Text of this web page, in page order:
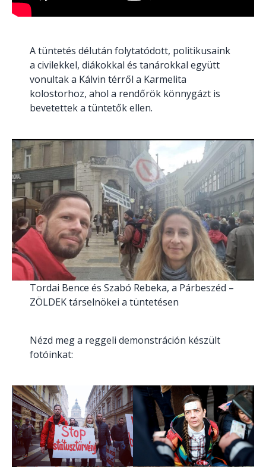
A tüntetés délután folytatódott, politikusaink
a civilekkel, diákokkal és tanárokkal együtt
vonultak a Kálvin térről a Karmelita
kolostorhoz, ahol a rendőrök könnygázt is
bevetettek a tüntetők ellen.
Tordai Bence és Szabó Rebeka, a Párbeszéd –
ZÖLDEK társelnökei a tüntetésen
Nézd meg a reggeli demonstráción készült
fotóinkat: